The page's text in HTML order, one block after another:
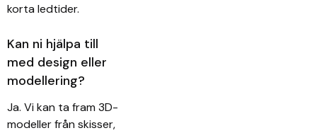
korta ledtider.
Kan ni hjälpa till
med design eller
modellering?
Ja. Vi kan ta fram 3D-
modeller från skisser,